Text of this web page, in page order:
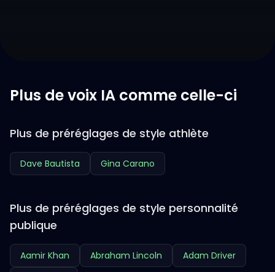
Plus de voix IA comme celle-ci
Plus de préréglages de style athlète
Dave Bautista Gina Carano
Plus de préréglages de style personnalité
publique
Aamir Khan Abraham Lincoln
Adam Driver